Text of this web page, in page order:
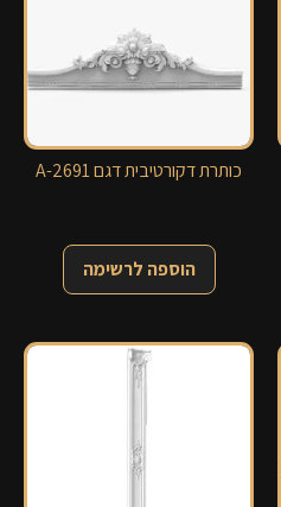
כותרת דקורטיבית דגם 2691-A
הוספה לרשימה